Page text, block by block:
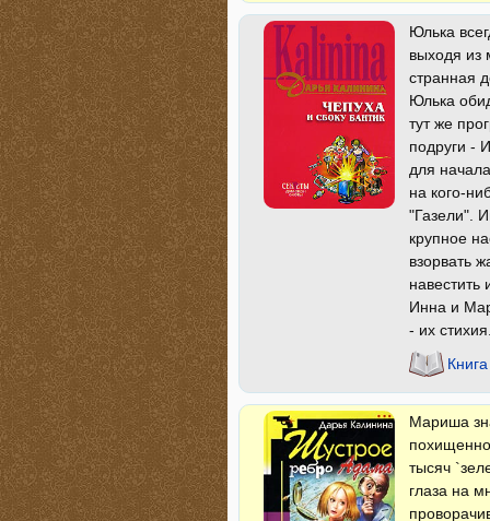
Юлька
выходя из
странная
Юлька
тут же
подруги -
для
на кого-
"Газели".
крупное
взорвать
Инна и
- их
Мариша
тысяч
глаза на